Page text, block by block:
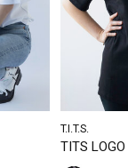
T.I.T.S.
TITS